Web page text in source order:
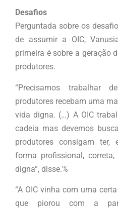
Desafios
Perguntada sobre os
de assumir a OIC,
primeira é sobre a geração
produtores.
“Precisamos
produtores recebam uma
vida digna. (…) A OIC
cadeia mas devemos
produtores consigam ter,
forma profissional,
digna”, disse.%
“A OIC vinha com uma
que piorou com a